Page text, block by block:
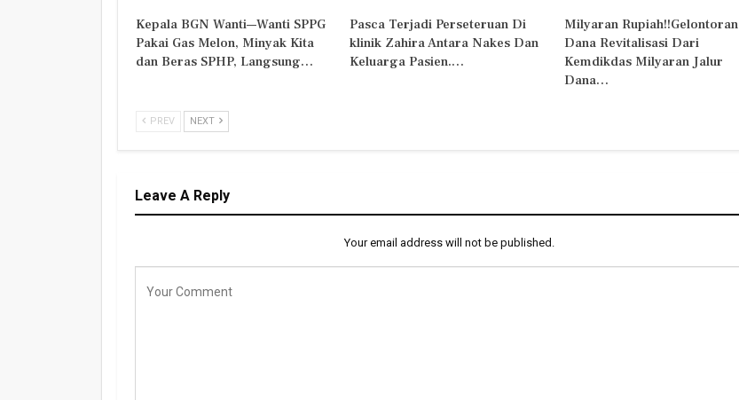
Kepala BGN Wanti—Wanti SPPG
Pakai Gas Melon, Minyak Kita
dan Beras SPHP, Langsung…
Pasca Terjadi Perseteruan Di
klinik Zahira Antara Nakes Dan
Keluarga Pasien.…
Milyaran Rupiah!!Gelontoran
Dana Revitalisasi Dari
Kemdikdas Milyaran Jalur
Dana…
PREV NEXT
Leave A Reply
Your email address will not be published.